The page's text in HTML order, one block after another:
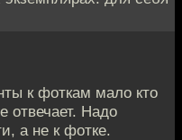
к фоткам мало кто
отвечает. Надо
а не к фотке.